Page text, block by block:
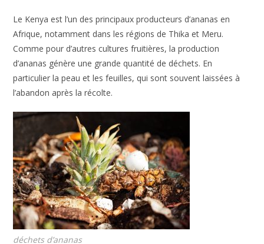
Le Kenya est l’un des principaux producteurs d’ananas en
Afrique, notamment dans les régions de Thika et Meru.
Comme pour d’autres cultures fruitières, la production
d’ananas génère une grande quantité de déchets. En
particulier la peau et les feuilles, qui sont souvent laissées à
l’abandon après la récolte.
déchets d’ananas